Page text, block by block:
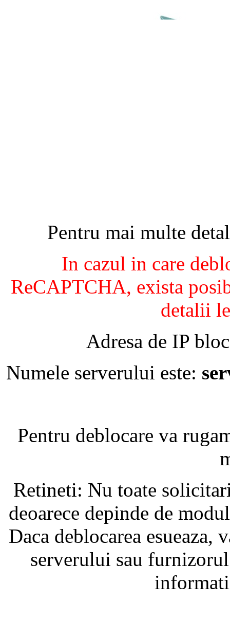
Pentru mai multe
In cazul in care
ReCAPTCHA, exista
detalii
Adresa de IP
Numele serverului este:
Pentru deblocare va
Retineti: Nu toate
deoarece depinde de
Daca deblocarea
serverului sau